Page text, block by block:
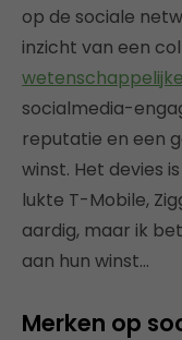
op de sociale
inzicht van een
socialmedia-
reputatie en een
winst. Het devies
lukte T-Mobile,
aardig, maar ik
aan hun winst…
Merken op